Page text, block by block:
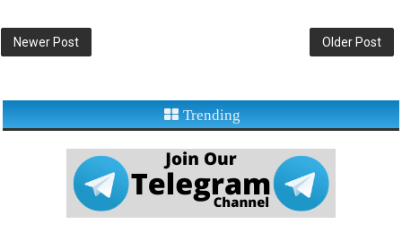
Newer Post Older Post
Trending